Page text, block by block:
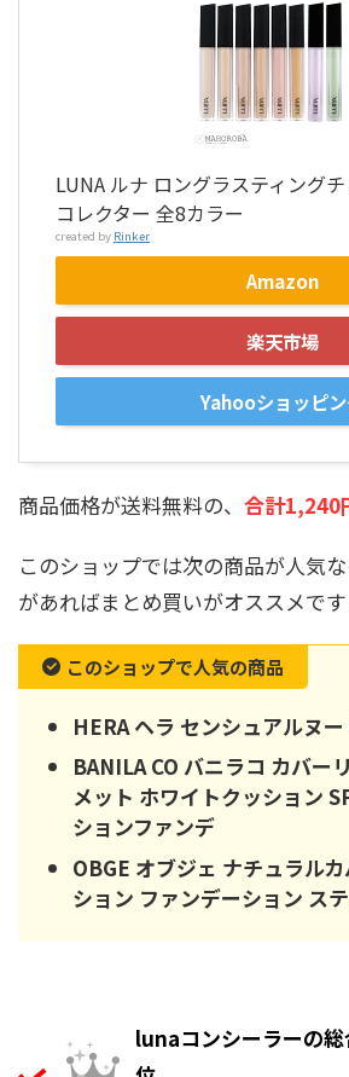
LUNA ルナ ロングラスティング
コレクター 全8カラー
created by Rinker
Amazon
楽天市場
Yahooショッピ
商品価格が送料無料の、 合計1,240
このショップでは次の商品が人気
があればまとめ買いがオススメです
このショップで人気の商品
HERA ヘラ センシュアルヌ
BANILA CO バニラコ カバー
メット ホワイトクッション
ションファンデ
OBGE オブジェ ナチュラル
ション ファンデーション ス
lunaコンシーラーの